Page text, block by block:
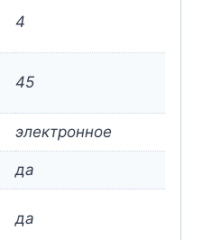
4
45
электронное
да
да